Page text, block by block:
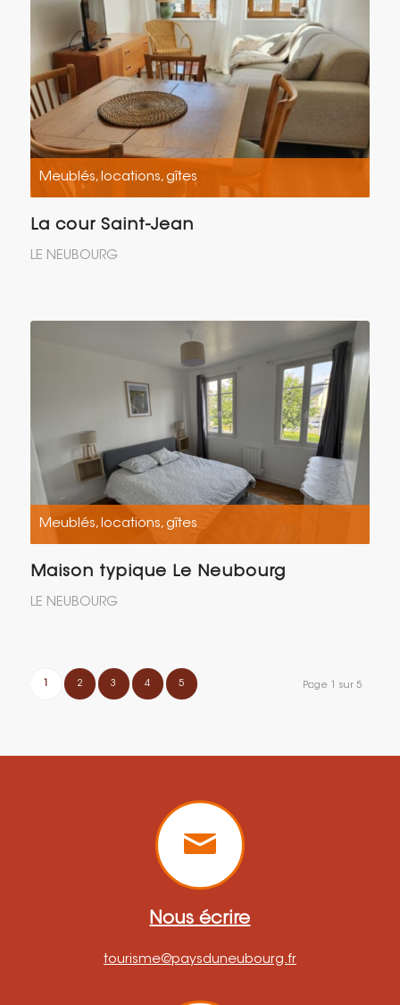
Meublés, locations, gîtes
La cour Saint-Jean
LE NEUBOURG
Meublés, locations, gîtes
Maison typique Le Neubourg
LE NEUBOURG
Page 1 sur 5
2 3 4 5
Nous écrire
tourisme@paysduneubourg.fr